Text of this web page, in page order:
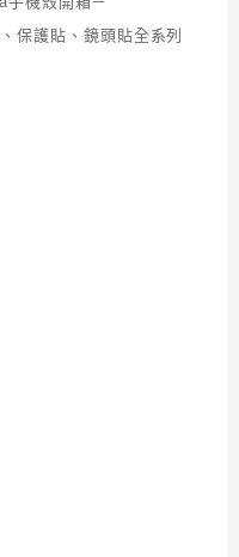
保護貼、鏡頭貼全系列